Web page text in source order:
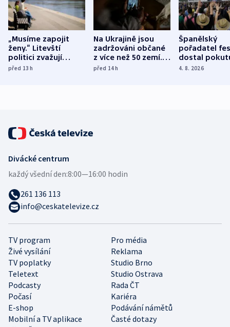
„Musíme zapojit
ženy.“ Litevští
politici zvažují
dohodu o
před 13h
Na Ukrajině jsou
zadržováni občané
z více než 50 zemí.
Bojovali na straně
před 14h
Španělský
pořadatel
dostal
nekalé
4. 8. 2026
TV program
Pro média
Živé vysílání
Reklama
TV poplatky
Studio Brno
Teletext
Studio Ostrava
Podcasty
Rada ČT
Počasí
Kariéra
E-shop
Podávání námětů
Mobilní a TV aplikace
Časté dotazy
Divácké centrum
každý všední den:8:00—16:00 hodin
261 136 113
info@ceskatelevize.cz